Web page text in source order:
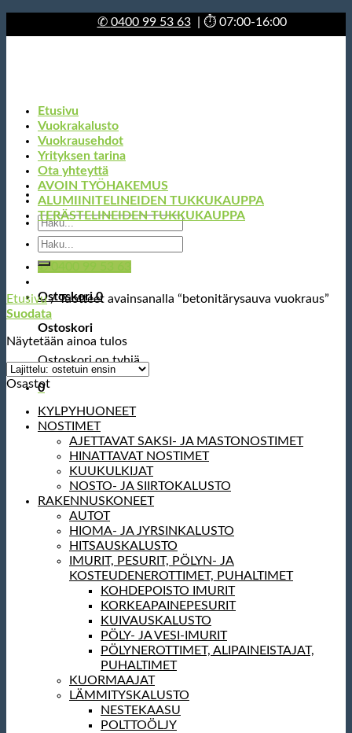
to
✆ 0400 99 53 63| ⏱ 07:00-16:00
Etsi:
✆ 0400 99 53 63
Ostoskori0
Ostoskori
Ostoskori on tyhjä.
0
Etusivu
Vuokrakalusto
Vuokrausehdot
Yrityksen tarina
Ota yhteyttä
AVOIN TYÖHAKEMUS
ALUMIINITELINEIDEN TUKKUKAUPPA
TERÄSTELINEIDEN TUKKUKAUPPA
Etsi:
Etusivu /Tuotteet avainsanalla “betonitärysauva vuokraus”
Suodata
Näytetään ainoa tulos
Osastot
KYLPYHUONEET
NOSTIMET
AJETTAVAT SAKSI- JA MASTONOSTIMET
HINATTAVAT NOSTIMET
KUUKULKIJAT
NOSTO- JA SIIRTOKALUSTO
RAKENNUSKONEET
AUTOT
HIOMA- JA JYRSINKALUSTO
HITSAUSKALUSTO
IMURIT, PESURIT, PÖLYN- JA
KOSTEUDENEROTTIMET, PUHALTIMET
KOHDEPOISTO IMURIT
KORKEAPAINEPESURIT
KUIVAUSKALUSTO
PÖLY- JA VESI-IMURIT
PÖLYNEROTTIMET, ALIPAINEISTAJAT,
PUHALTIMET
KUORMAAJAT
LÄMMITYSKALUSTO
NESTEKAASU
POLTTOÖLJY